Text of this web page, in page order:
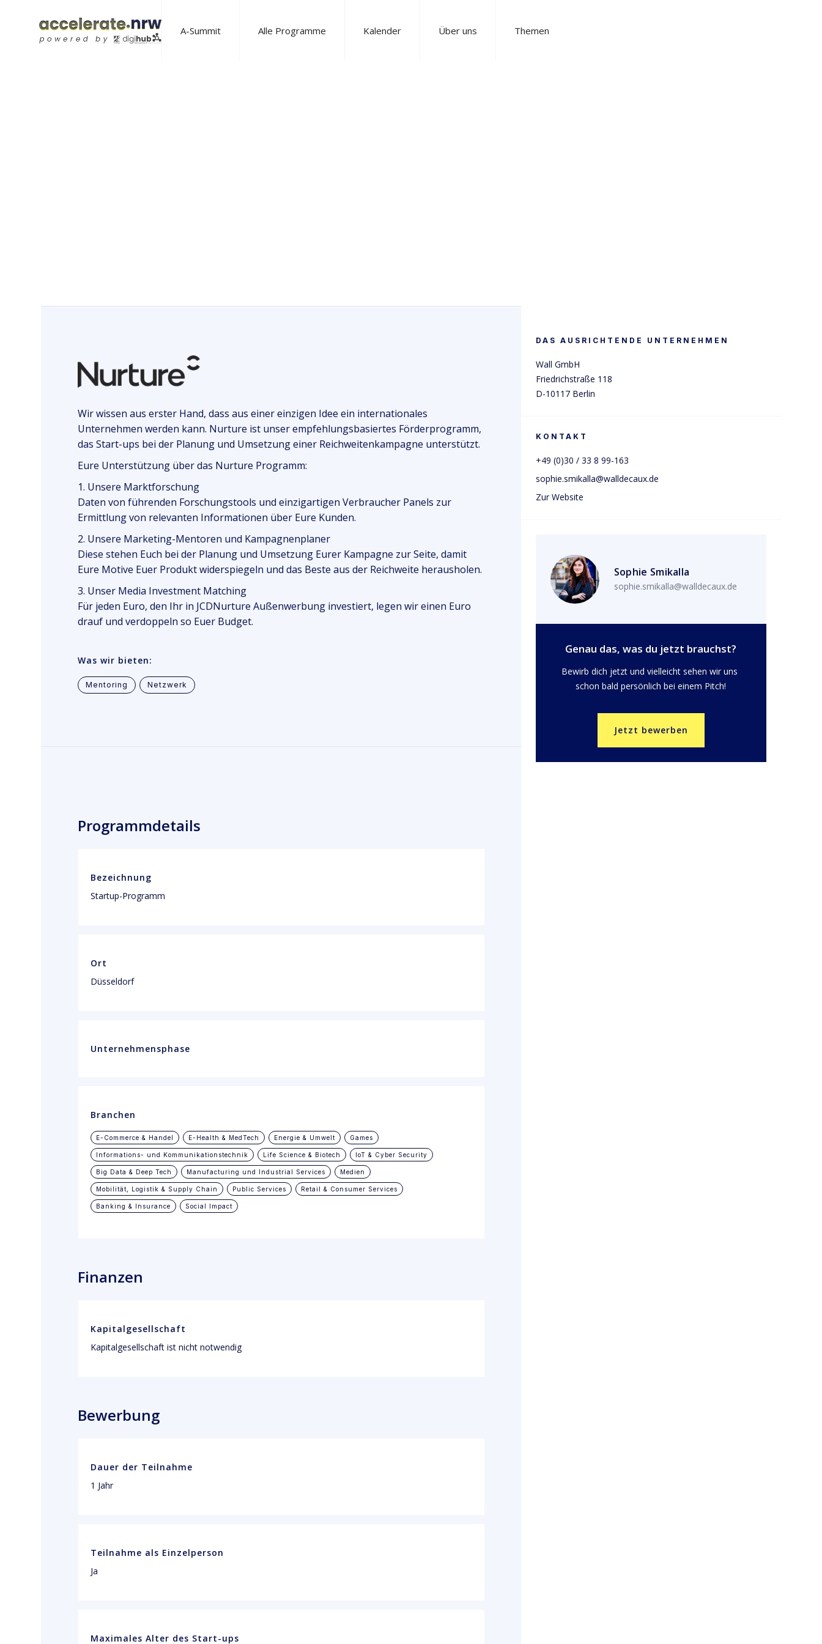
A-Summit Alle Programme Kalender Über uns Themen
DAS AUSRICHTENDE UNTERNEHMEN
Wall GmbH
Friedrichstraße 118
D-10117 Berlin
KONTAKT
+49 (0)30 / 33 8 99-163
sophie.smikalla@walldecaux.de
Zur Website
Sophie Smikalla
sophie.smikalla@walldecaux.de
Genau das, was du jetzt brauchst?
Bewirb dich jetzt und vielleicht sehen wir uns
schon bald persönlich bei einem Pitch!
Jetzt bewerben
Wir wissen aus erster Hand, dass aus einer einzigen Idee ein internationales
Unternehmen werden kann. Nurture ist unser empfehlungsbasiertes Förderprogramm,
das Start-ups bei der Planung und Umsetzung einer Reichweitenkampagne unterstützt.
Eure Unterstützung über das Nurture Programm:
1. Unsere Marktforschung
Daten von führenden Forschungstools und einzigartigen Verbraucher Panels zur
Ermittlung von relevanten Informationen über Eure Kunden.
2. Unsere Marketing-Mentoren und Kampagnenplaner
Diese stehen Euch bei der Planung und Umsetzung Eurer Kampagne zur Seite, damit
Eure Motive Euer Produkt widerspiegeln und das Beste aus der Reichweite herausholen.
3. Unser Media Investment Matching
Für jeden Euro, den Ihr in JCDNurture Außenwerbung investiert, legen wir einen Euro
drauf und verdoppeln so Euer Budget.
Was wir bieten:
Mentoring Netzwerk
Programmdetails
Bezeichnung
Startup-Programm
Ort
Düsseldorf
Unternehmensphase
Branchen
E-Commerce & Handel E-Health & MedTech Energie & Umwelt Games
Informations- und Kommunikationstechnik Life Science & Biotech loT & Cyber Security
Big Data & Deep Tech Manufacturing und Industrial Services Medien
Mobilität, Logistik & Supply Chain Public Services Retail & Consumer Services
Banking & Insurance Social Impact
Finanzen
Kapitalgesellschaft
Kapitalgesellschaft ist nicht notwendig
Bewerbung
Dauer der Teilnahme
1 Jahr
Teilnahme als Einzelperson
Ja
Maximales Alter des Start-ups